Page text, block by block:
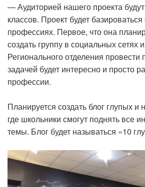
— Аудиторией нашего проекта
классов. Проект будет
профессиях. Первое, что она
создать группу в социальных сетях
Регионального отделения
задачей будет интересно и просто
профессии.
Планируется создать блог глупых и
где школьники смогут поднять все
темы. Блог будет называться «10